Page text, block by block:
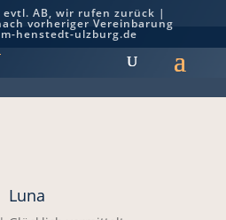
evtl. AB, wir rufen zurück |
vorheriger Vereinbarung
henstedt-ulzburg.de
Luna